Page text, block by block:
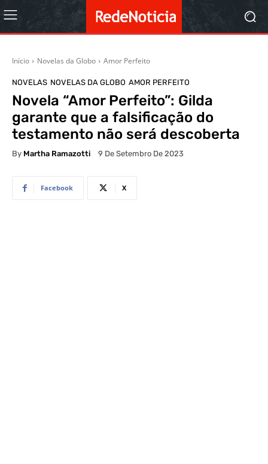
Início Novelas da Globo Amor Perfeito
NOVELAS NOVELAS DA GLOBO AMOR PERFEITO
Novela “Amor Perfeito”: Gilda
garante que a falsificação do
testamento não será descoberta
By Martha Ramazotti 9 De Setembro De 2023
Facebook X